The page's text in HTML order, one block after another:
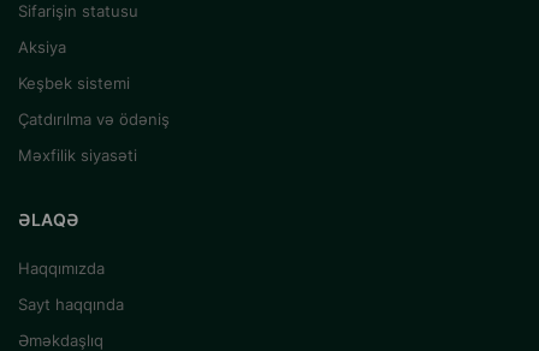
Sifarişin statusu
Aksiya
Keşbek sistemi
Çatdırılma və ödəniş
Məxfilik siyasəti
ƏLAQƏ
Haqqımızda
Sayt haqqında
Əməkdaşlıq